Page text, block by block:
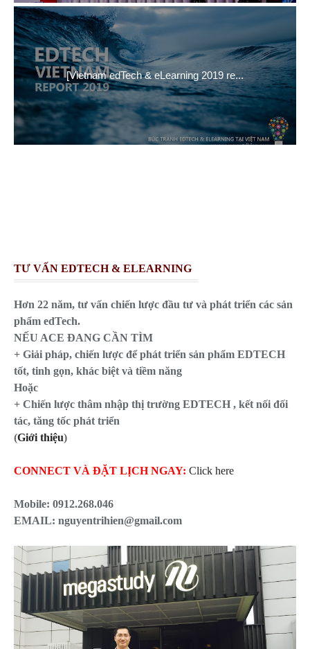
[Vietnam edTech & eLearning 2019 re...
TƯ VẤN EDTECH & ELEARNING
Hơn 22 năm, tư vấn chiến lược đầu tư và phát triển các sản
phẩm edTech.
NẾU ACE ĐANG CẦN TÌM
+ Giải pháp, chiến lược để phát triển sản phẩm EDTECH
tốt, tinh gọn, khác biệt và tiềm năng
Hoặc
+ Chiến lược thâm nhập thị trường EDTECH , kết nối đối
tác, tăng tốc phát triển
(Giới thiệu)
CONNECT VÀ ĐẶT LỊCH NGAY: Click here
Mobile: 0912.268.046
EMAIL: nguyentrihien@gmail.com